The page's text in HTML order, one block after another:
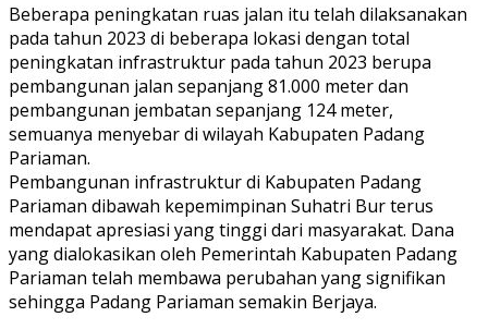
Beberapa peningkatan ruas jalan itu telah dilaksanakan
pada tahun 2023 di beberapa lokasi dengan total
peningkatan infrastruktur pada tahun 2023 berupa
pembangunan jalan sepanjang 81.000 meter dan
pembangunan jembatan sepanjang 124 meter,
semuanya menyebar di wilayah Kabupaten Padang
Pariaman.
Pembangunan infrastruktur di Kabupaten Padang
Pariaman dibawah kepemimpinan Suhatri Bur terus
mendapat apresiasi yang tinggi dari masyarakat. Dana
yang dialokasikan oleh Pemerintah Kabupaten Padang
Pariaman telah membawa perubahan yang signifikan
sehingga Padang Pariaman semakin Berjaya.